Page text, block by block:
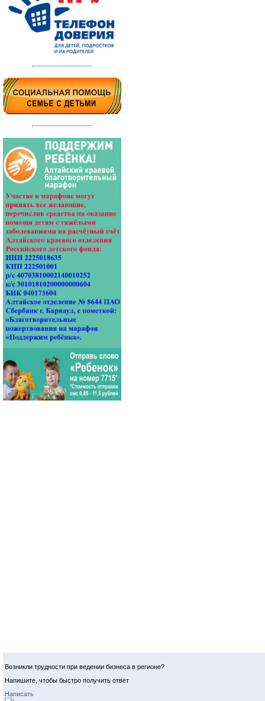
Возникли трудности при ведении бизнеса в регионе?
Напишите, чтобы быстро получить ответ
Написать